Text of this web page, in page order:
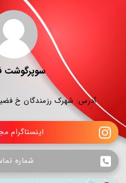
سوپرگوشت
آدرس: شهرک رزمندگان خ
اینستاگرام
شماره